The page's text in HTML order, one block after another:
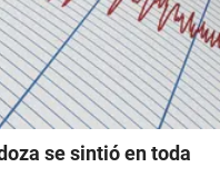
se sintió en toda